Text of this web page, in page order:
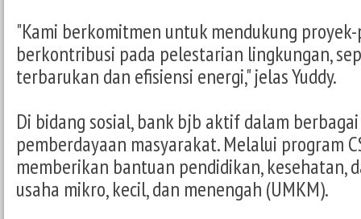
"Kami berkomitmen untuk mendukung
berkontribusi pada pelestarian lingkungan,
terbarukan dan efisiensi energi," jelas Yuddy.
Di bidang sosial, bank bjb aktif dalam
pemberdayaan masyarakat. Melalui program
memberikan bantuan pendidikan, kesehatan,
usaha mikro, kecil, dan menengah (UMKM).